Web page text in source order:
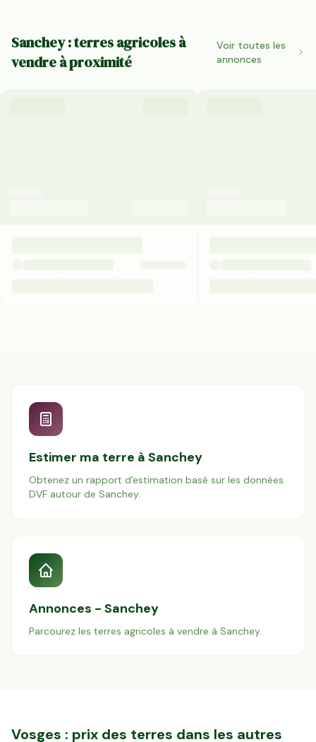
Sanchey : terres agricoles à
vendre à proximité
Voir toutes les
annonces
Estimer ma terre à Sanchey
Obtenez un rapport d'estimation basé sur les données
DVF autour de Sanchey.
Annonces - Sanchey
Parcourez les terres agricoles à vendre à Sanchey.
Vosges : prix des terres dans les autres